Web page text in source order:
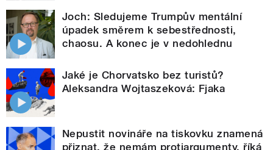
Joch: Sledujeme Trumpův mentální
úpadek směrem k sebestřednosti,
chaosu. A konec je v nedohlednu
Jaké je Chorvatsko bez turistů?
Aleksandra Wojtaszeková: Fjaka
Nepustit novináře na tiskovku znamená
přiznat, že nemám protiargumenty, říká